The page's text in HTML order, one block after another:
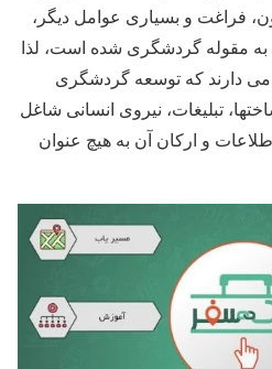
فراغت و بسياری عوامل ديگر،
مقوله گردشگری شده است، لذا
دارند كه توسعه گردشگری
تبليغات، نيروی انسانی شاغل
و اركان آن به هيچ عنوان